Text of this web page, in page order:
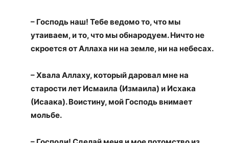
– Господь наш! Тебе ведомо то, что мы
утаиваем, и то, что мы обнародуем. Ничто не
скроется от Аллаха ни на земле, ни на небесах.
– Хвала Аллаху, который даровал мне на
старости лет Исмаила (Измаила) и Исхака
(Исаака). Воистину, мой Господь внимает
мольбе.